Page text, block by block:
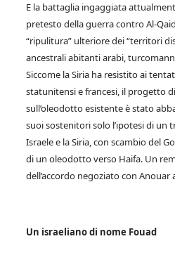
E la battaglia ingaggiata
pretesto della guerra contro Al-
“ripulitura” ulteriore dei “territori
ancestrali abitanti arabi,
Siccome la Siria ha resistito ai
statunitensi e francesi, il progetto
sull’oleodotto esistente è stato
suoi sostenitori solo l’ipotesi di un
Israele e la Siria, con scambio del
di un oleodotto verso Haifa. Un
dell’accordo negoziato con Anouar
Un israeliano di nome Fouad